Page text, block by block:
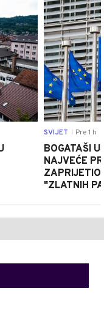
SVIJET Pre 1 h
BOGATAŠI
NAJVEĆE
ZAPRIJETIO
"ZLATNIH